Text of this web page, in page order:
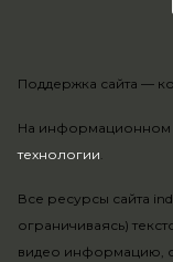
На информационном
технологии.
Все ресурсы сайта
ограничиваясь)
видео информацию,
Поддержка сайта —